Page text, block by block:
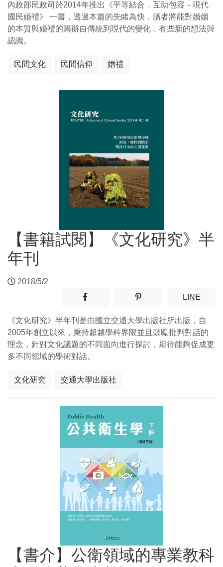
內政部民政司於2014年推出《平等結合．互助包容－現代
國民婚禮》 一書，透過本篇的先睹為快，讀者將能對婚姻
的本質與婚禮的籌辦自傳統到現代的變化，有些新的想法與
認識。
民間文化 民間信仰 婚禮
【書籍試閱】《文化研究》半
年刊
2018/5/2
分享至facebook(另開新視窗)
分享至噗浪(另開新視窗)
LINE(另開
《文化研究》半年刊是由國立交通大學出版社所出版，自
2005年創立以來，秉持超越學科界限並且鼓勵批判對話的
理念，針對文化議題的不同面向進行探討，期待能夠促成更
多不同領域的學術對話。
文化研究 交通大學出版社
【書介】公衛領域的專業教科